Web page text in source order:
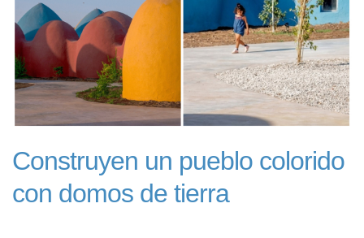
Construyen un pueblo colorido
con domos de tierra